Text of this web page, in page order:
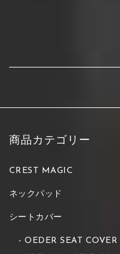
商品カテゴリー
CREST MAGIC
ネックパッド
シートカバー
OEDER SEAT COVER